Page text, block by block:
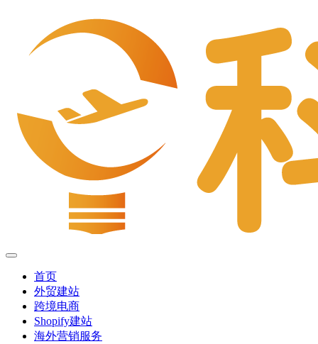
首页
外贸建站
跨境电商
Shopify建站
海外营销服务